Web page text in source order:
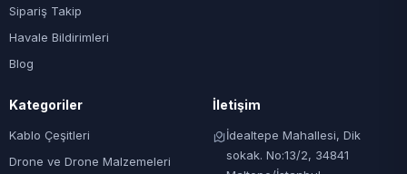
Sipariş Takip
Havale Bildirimleri
Blog
Kategoriler
Kablo Çeşitleri
Drone ve Drone Malzemeleri
İletişim
İdealtepe Mahallesi, Dik
sokak. No:13/2, 34841